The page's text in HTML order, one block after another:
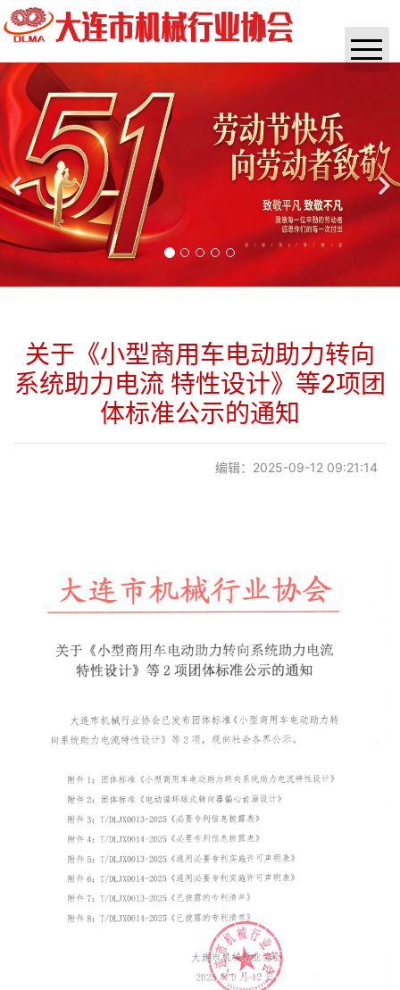
首页
协会概况
通知公告
实时资讯
政策法规
杂志
团体标准
关于《小型商用车电动助力转向
系统助力电流 特性设计》等2项团
体标准公示的通知
编辑：2025-09-12 09:21:14